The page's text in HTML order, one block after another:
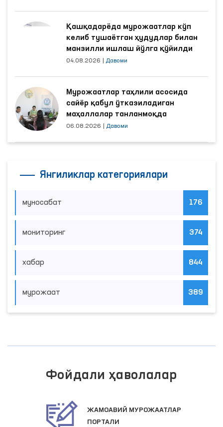
Қашқадарёда мурожаатлар кўп
келиб тушаётган ҳудудлар билан
манзилли ишлаш йўлга қўйилди
04.08.2026 Давоми
Мурожаатлар таҳлили асосида
сайёр қабул ўтказиладиган
маҳаллалар танланмоқда
06.08.2026 Давоми
Янгиликлар категориялари
муносабат 176
мониторинг 374
хабар 844
мурожаат 389
Фойдали ҳаволалар
ЖАМОАВИЙ МУРОЖААТЛАР
ПОРТАЛИ